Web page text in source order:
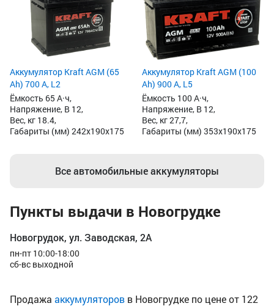
Аккумулятор Kraft AGM (65
Ah) 700 А, L2
Ёмкость 65 А·ч,
Напряжение, В 12,
Вес, кг 18.4,
Габариты (мм) 242x190x175
Аккумулятор Kraft AGM (100
Ah) 900 А, L5
Ёмкость 100 А·ч,
Напряжение, В 12,
Вес, кг 27,7,
Габариты (мм) 353x190x175
Все автомобильные аккумуляторы
Пункты выдачи в Новогрудке
Новогрудок, ул. Заводская, 2А
пн-пт 10:00-18:00
сб-вс выходной
Продажа аккумуляторов в Новогрудке по цене от 122